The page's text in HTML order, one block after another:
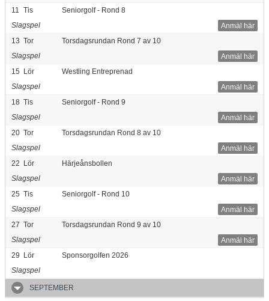
11 Tis
Seniorgolf - Rond 8
Anmäl här
Slagspel
13 Tor
Torsdagsrundan Rond 7 av 10
Anmäl här
Slagspel
15
Lör
Westling Entreprenad
Anmäl här
Slagspel
18 Tis
Seniorgolf - Rond 9
Anmäl här
Slagspel
20 Tor
Torsdagsrundan Rond 8 av 10
Anmäl här
Slagspel
22
Lör
Härjeånsbollen
Anmäl här
Slagspel
25 Tis
Seniorgolf - Rond 10
Anmäl här
Slagspel
27 Tor
Torsdagsrundan Rond 9 av 10
Anmäl här
Slagspel
29
Lör
Sponsorgolfen 2026
Slagspel
SEPTEMBER